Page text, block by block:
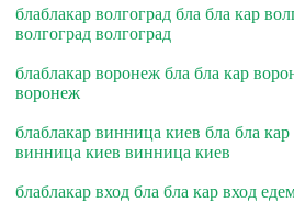
блаблакар волгоград бла бла кар
волгоград волгоград
блаблакар воронеж бла бла кар
воронеж
блаблакар винница киев бла бла
винница киев винница киев
блаблакар вход бла бла кар вход